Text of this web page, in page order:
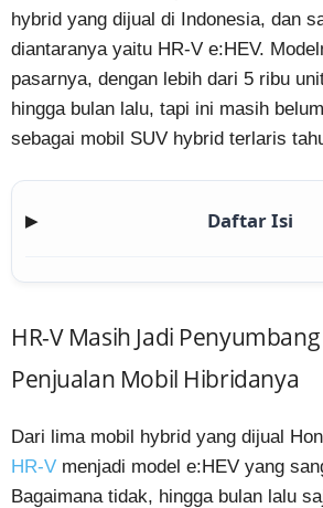
hybrid yang dijual di Indonesia, dan
diantaranya yaitu HR-V e:HEV.
pasarnya, dengan lebih dari 5 ribu
hingga bulan lalu, tapi ini masih
sebagai mobil SUV hybrid terlaris
▶ Daftar Isi
HR-V Masih Jadi
Penjualan Mobil Hibridanya
Dari lima mobil hybrid yang dijual
HR-V menjadi model e:HEV yang
Bagaimana tidak, hingga bulan lalu